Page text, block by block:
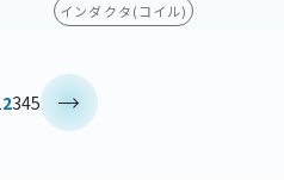
インダクタ(コイル)
2345